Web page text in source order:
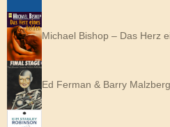
Michael Bishop – Das Herz
Ed Ferman & Barry